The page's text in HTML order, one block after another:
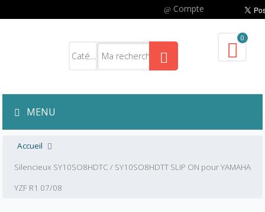
Compte
0
MENU
Accueil
Silencieux SY10SO8HDTC / SY10SO8HDTT SLIP ON pour YAMAHA
YZF R1 07/08